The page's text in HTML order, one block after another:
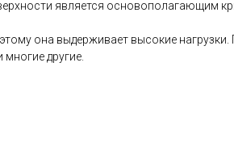
является основополагающим
она выдерживает высокие
другие.